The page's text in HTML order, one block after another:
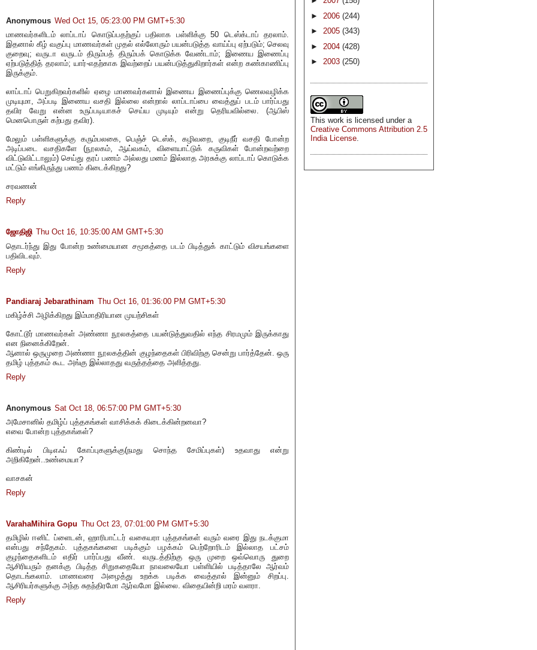
Anonymous Wed Oct 15, 05:23:00 PM GMT+5:30
மாணவர்களிடம் லாப்டாப் கொடுப்பதற்குப் பதிலாக பள்ளிக்கு 50 டெஸ்க்டாப் தரலாம்.
இதனால் கீழ் வகுப்பு மாணவர்கள் முதல் எல்லோரும் பயன்படுத்த வாய்ப்பு ஏற்படும்; செலவு
குறைவு; வருடா வருடம் திரும்பத் திரும்பக் கொடுக்க வேண்டாம்; இணைய இணைப்பு
ஏற்படுத்தித் தரலாம்; யார்-எதற்காக இவற்றைப் பயன்படுத்துகிறார்கள் என்ற கண்காணிப்பு
இருக்கும்.
லாப்டாப் பெறுகிறவர்களில் ஏழை மாணவர்களால் இணைய இணைப்புக்கு ணெலவழிக்க
முடியுமா, அப்படி இணைய வசதி இல்லை என்றால் லாப்டாப்பை வைத்துப் படம் பார்ப்பது
தவிர வேறு என்ன உருப்படியாகச் செய்ய முடியும் என்று தெரியவில்லை. (ஆபிஸ்
மெனபொருள் கற்பது தவிர).
மேலும் பள்ளிகளுக்கு கரும்பலகை, பெஞ்ச் டெஸ்க், கழிவறை, குடிநீர் வசதி போன்ற
அடிப்படை வசதிகளே (நூலகம், ஆய்வகம், விளையாட்டுக் கருவிகள் போன்றவற்றை
விட்டுவிட்டாலும்) செய்து தரப் பணம் அல்லது மனம் இல்லாத அரசுக்கு லாப்டாப் கொடுக்க
மட்டும் எங்கிருந்து பணம் கிடைக்கிறது?
சரவணன்
Reply
ஜோதிஜி Thu Oct 16, 10:35:00 AM GMT+5:30
தொடர்ந்து இது போன்ற உண்மையான சமூகத்தை படம் பிடித்துக் காட்டும் விசயங்களை
பதிவிடவும்.
Reply
Pandiaraj Jebarathinam Thu Oct 16, 01:36:00 PM GMT+5:30
மகிழ்ச்சி அழிக்கிறது இம்மாதிரியான முயற்சிகள்
கோட்டூர் மாணவர்கள் அண்ணா நூலகத்தை பயன்டுத்துவதில் எந்த சிரமமும் இருக்காது
என நினைக்கிறேன்.
ஆனால் ஒருமுறை அண்ணா நூலகத்தின் குழந்தைகள் பிரிவிற்கு சென்று பார்த்தேன். ஒரு
தமிழ் புத்தகம் கூட அங்கு இல்லாதது வருத்தத்தை அளித்தது.
Reply
Anonymous Sat Oct 18, 06:57:00 PM GMT+5:30
அமேசானில் தமிழ்ப் புத்தகங்கள் வாசிக்கக் கிடைக்கின்றனவா?
எவை போன்ற புத்தகங்கள்?
கிண்டில் பிடிஎஃப் கோப்புகளுக்கு(நமது சொந்த சேமிப்புகள்) உதவாது என்று
அறிகிறேன்..உண்மையா?
வாசகன்
Reply
VarahaMihira Gopu Thu Oct 23, 07:01:00 PM GMT+5:30
தமிழில் ஈனிட் ப்ளைடன், ஹாரிபாட்டர் வகையரா புத்தகங்கள் வரும் வரை இது நடக்குமா
என்பது சந்தேகம். புத்தகங்களை படிக்கும் பழக்கம் பெற்றோரிடம் இல்லாத பட்சம்
குழந்தைகளிடம் எதிர் பார்ப்பது வீண். வருடத்திற்கு ஒரு முறை ஒவ்வொரு துறை
ஆசிரியரும் தனக்கு பிடித்த சிறுகதையோ நாவலையோ பள்ளியில் படித்தாலே ஆர்வம்
தொடங்கலாம். மாணவரை அழைத்து உறக்க படிக்க வைத்தால் இன்னும் சிறப்பு.
ஆசிரியர்களுக்கு அந்த சுதந்திரமோ ஆர்வமோ இல்லை. விதையின்றி மரம் வளரா.
Reply
► 2006 (244)
► 2005 (343)
► 2004 (428)
► 2003 (250)
This work is licensed under a
Creative Commons Attribution 2.5
India License